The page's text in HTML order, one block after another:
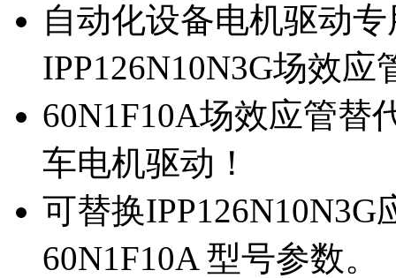
自动化设备电机驱动
IPP126N10N3G场效应
60N1F10A场效应管替
车电机驱动！
可替换
60N1F10A 型号参数。